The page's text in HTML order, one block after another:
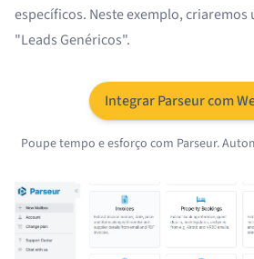
específicos. Neste exemplo, criaremos
"Leads Genéricos".
Integrar Parseur com
Poupe tempo e esforço com Parseur.